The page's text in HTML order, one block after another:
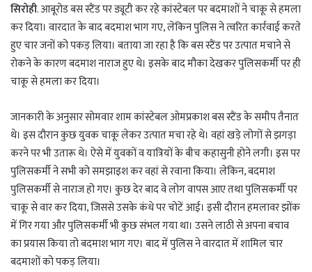
सिरोही. आबूरोड बस स्टैंड पर ड्यूटी कर रहे कांस्टेबल पर बदमाशों ने चाकू से हमला
कर दिया। वारदात के बाद बदमाश भाग गए, लेकिन पुलिस ने त्वरित कार्रवाई करते
हुए चार जनों को पकड़ लिया। बताया जा रहा है कि बस स्टैंड पर उत्पात मचाने से
रोकने के कारण बदमाश नाराज हुए थे। इसके बाद मौका देखकर पुलिसकर्मी पर ही
चाकू से हमला कर दिया।
जानकारी के अनुसार सोमवार शाम कांस्टेबल ओमप्रकाश बस स्टैंड के समीप तैनात
थे। इस दौरान कुछ युवक चाकू लेकर उत्पात मचा रहे थे। वहां खड़े लोगों से झगड़ा
करने पर भी उतारू थे। ऐसे में युवकों व यात्रियों के बीच कहासुनी होने लगी। इस पर
पुलिसकर्मी ने सभी को समझाइश कर वहां से रवाना किया। लेकिन, बदमाश
पुलिसकर्मी से नाराज हो गए। कुछ देर बाद वे लोग वापस आए तथा पुलिसकर्मी पर
चाकू से वार कर दिया, जिससे उसके कंधे पर चोटें आई। इसी दौरान हमलावर झोंक
में गिर गया और पुलिसकर्मी भी कुछ संभल गया था। उसने लाठी से अपना बचाव
का प्रयास किया तो बदमाश भाग गए। बाद में पुलिस ने वारदात में शामिल चार
बदमाशों को पकड़ लिया।